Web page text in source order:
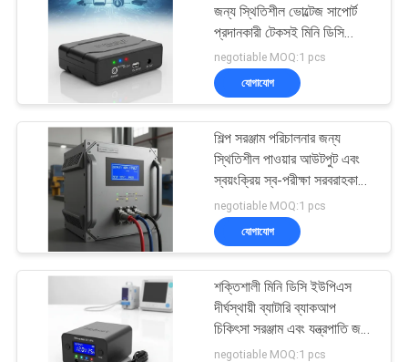
উদ্ধৃতি
অনুরোধ
করুন
গোপনীয়তা
উচ্চ ফ্রিকোয়েন্সি অনলাইন
ইউপিএস
মডুলার অনলাইন ইউপিএস
22
জন্য স্থিতিশীল ভোল্টেজ সাপোর্ট
প্রদানকারী টেকসই মিনি ডিসি
ইউপিএস নিরবচ্ছিন্ন পাওয়ার
সাপ্লাই
negotiable MOQ:1 pcs
যোগাযোগ
শিল্প সরঞ্জাম পরিচালনার জন্য
স্থিতিশীল পাওয়ার আউটপুট এবং
স্বয়ংক্রিয় স্ব-পরীক্ষা সরবরাহকারী
ইন্ডাস্ট্রিয়াল ইউপিএস পাওয়ার
সাপ্লাই
negotiable MOQ:1 pcs
যোগাযোগ
শক্তিশালী মিনি ডিসি ইউপিএস
দীর্ঘস্থায়ী ব্যাটারি ব্যাকআপ
চিকিৎসা সরঞ্জাম এবং যন্ত্রপাতি জন্য
স্থিতিশীল শক্তি প্রদান
negotiable MOQ:1 pcs